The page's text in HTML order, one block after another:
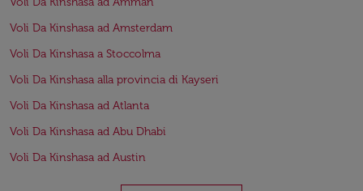
Voli Da Kinshasa ad Amsterdam
Voli Da Kinshasa a Stoccolma
Voli Da Kinshasa alla provincia di Kayseri
Voli Da Kinshasa ad Atlanta
Voli Da Kinshasa ad Abu Dhabi
Voli Da Kinshasa ad Austin